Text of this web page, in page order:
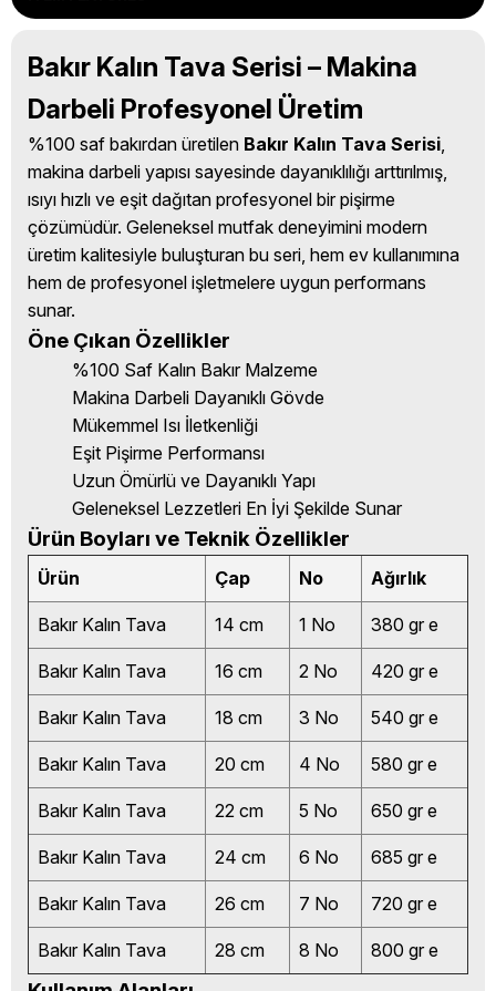
Bakır Kalın Tava Serisi – Makina
Darbeli Profesyonel Üretim
%100 saf bakırdan üretilen Bakır Kalın Tava Serisi,
makina darbeli yapısı sayesinde dayanıklılığı arttırılmış,
ısıyı hızlı ve eşit dağıtan profesyonel bir pişirme
çözümüdür. Geleneksel mutfak deneyimini modern
üretim kalitesiyle buluşturan bu seri, hem ev kullanımına
hem de profesyonel işletmelere uygun performans
sunar.
Öne Çıkan Özellikler
%100 Saf Kalın Bakır Malzeme
Makina Darbeli Dayanıklı Gövde
Mükemmel Isı İletkenliği
Eşit Pişirme Performansı
Uzun Ömürlü ve Dayanıklı Yapı
Geleneksel Lezzetleri En İyi Şekilde Sunar
Ürün Boyları ve Teknik Özellikler
Ürün Çap No Ağırlık
Bakır Kalın Tava 14 cm 1 No 380 gr e
Bakır Kalın Tava 16 cm 2 No 420 gr e
Bakır Kalın Tava 18 cm 3 No 540 gr e
Bakır Kalın Tava 20 cm 4 No 580 gr e
Bakır Kalın Tava 22 cm 5 No 650 gr e
Bakır Kalın Tava 24 cm 6 No 685 gr e
Bakır Kalın Tava 26 cm 7 No 720 gr e
Bakır Kalın Tava 28 cm 8 No 800 gr e